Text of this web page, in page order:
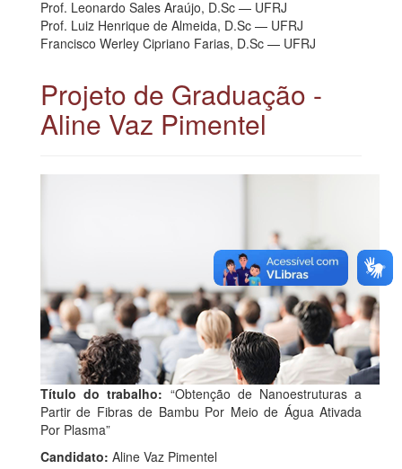
Prof. Leonardo Sales Araújo, D.Sc — UFRJ
Prof. Luiz Henrique de Almeida, D.Sc — UFRJ
Francisco Werley Cipriano Farias, D.Sc — UFRJ
Projeto de Graduação -
Aline Vaz Pimentel
Título do trabalho: “Obtenção de Nanoestruturas a
Partir de Fibras de Bambu Por Meio de Água Ativada
Por Plasma”
Candidato: Aline Vaz Pimentel